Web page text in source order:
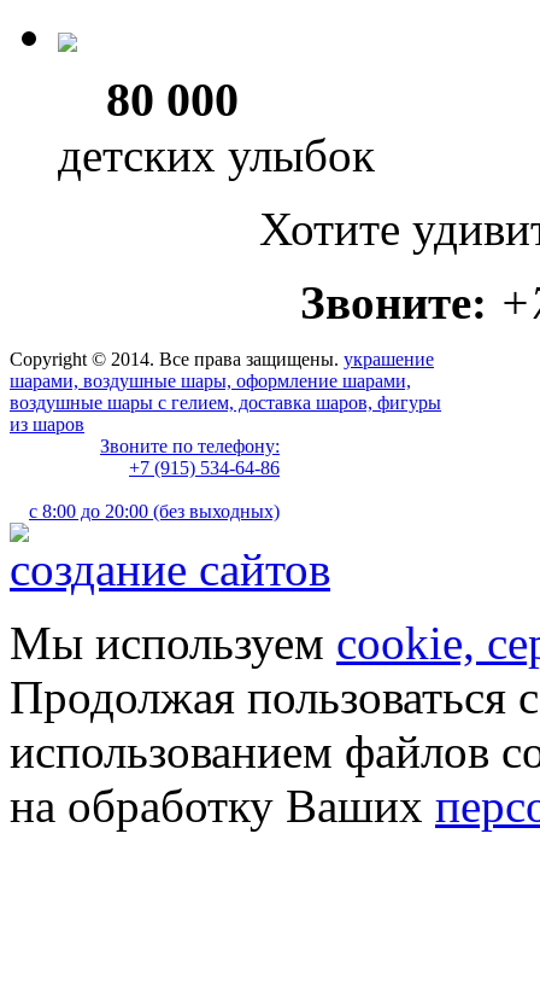
80 000
детских улыбок
Хотите
Звоните:
Copyright © 2014. Все права защищены. украшение
шарами, воздушные шары, оформление шарами,
воздушные шары с гелием, доставка шаров, фигуры
из шаров
Звоните по телефону:
+7 (915) 534-64-86
с 8:00 до 20:00 (без выходных)
создание сайтов
Мы используем cookie,
Продолжая пользоваться
использованием файлов
на обработку Ваших